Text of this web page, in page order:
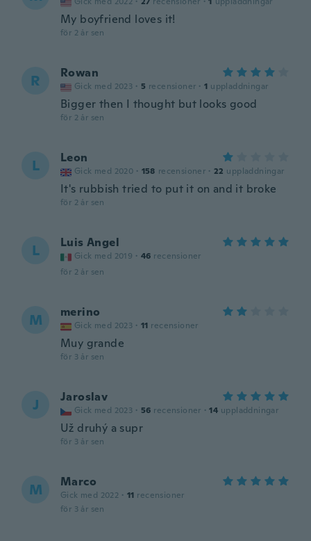
My boyfriend loves it!
för 2 år sen
R Rowan
Gick med 2023 · 5 recensioner · 1 uppladdningar
Bigger then I thought but looks good
för 2 år sen
L Leon
Gick med 2020 · 158 recensioner · 22 uppladdningar
It's rubbish tried to put it on and it broke
för 2 år sen
L Luis Angel
Gick med 2019 · 46 recensioner
för 2 år sen
M merino
Gick med 2023 · 11 recensioner
Muy grande
för 3 år sen
J Jaroslav
Gick med 2023 · 56 recensioner · 14 uppladdningar
Už druhý a supr
för 3 år sen
M Marco
Gick med 2022 · 11 recensioner
för 3 år sen